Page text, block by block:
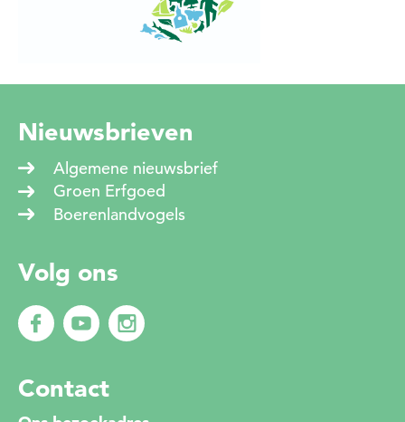
Nieuwsbrieven
Algemene nieuwsbrief
Groen Erfgoed
Boerenlandvogels
Volg ons
Contact